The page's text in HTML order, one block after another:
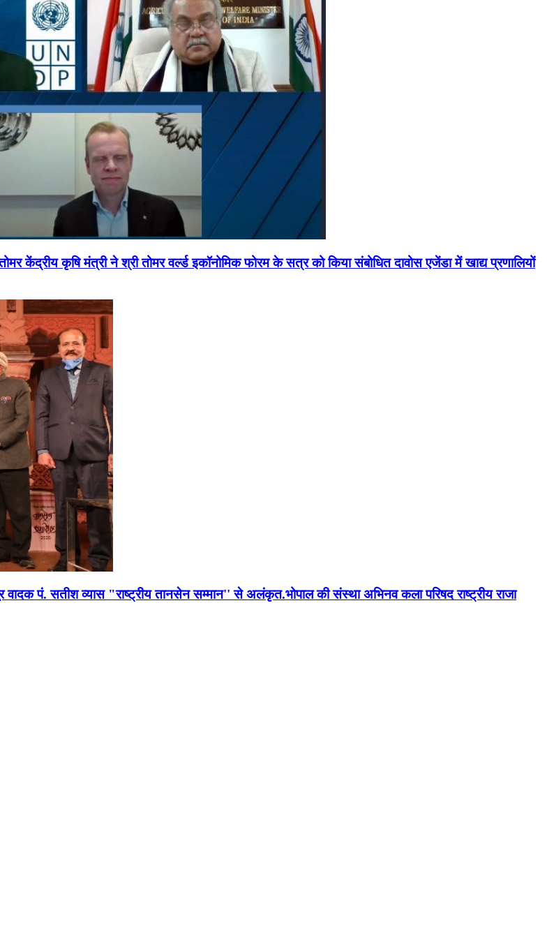
केंद्रीय कृषि मंत्री ने श्री तोमर वर्ल्ड इकॉनोमिक फोरम के सत्र को किया संबोधित दावोस एजेंडा में खाद्य प्रणालियों
वादक पं. सतीश व्यास "राष्ट्रीय तानसेन सम्मान'' से अलंकृत.भोपाल की संस्था अभिनव कला परिषद राष्ट्रीय राजा